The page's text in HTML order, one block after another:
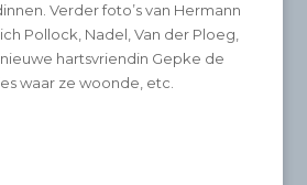
Verder foto’s van Hermann
Pollock, Nadel, Van der Ploeg,
hartsvriendin Gepke de
waar ze woonde, etc.